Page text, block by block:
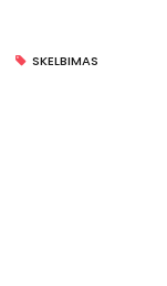
SKELBIMAS